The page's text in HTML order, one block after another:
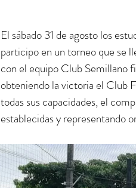
El sábado 31 de agosto los
participo en un torneo que se
con el equipo Club Semillano
obteniendo la victoria el Club
todas sus capacidades, el
establecidas y representando